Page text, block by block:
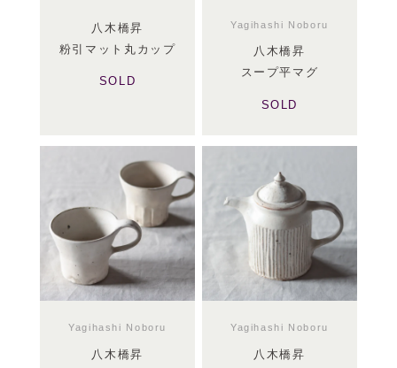
八木橋昇
粉引マット丸カップ
SOLD
Yagihashi Noboru
八木橋昇
スープ平マグ
SOLD
Yagihashi Noboru
八木橋昇
Yagihashi Noboru
八木橋昇